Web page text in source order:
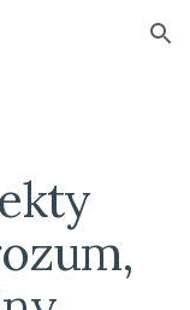
Skip to navigation